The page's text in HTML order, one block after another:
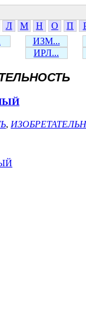
Л М Н О П
ИЗМ...
ИРЛ...
,